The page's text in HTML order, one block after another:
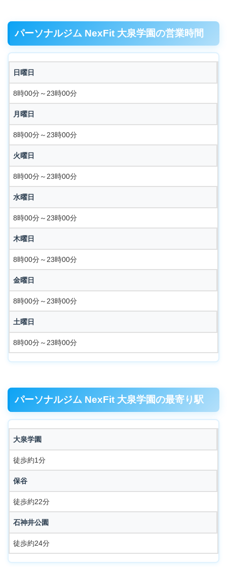
パーソナルジム NexFit 大泉学園の営業時間
日曜日
8時00分～23時00分
月曜日
8時00分～23時00分
火曜日
8時00分～23時00分
水曜日
8時00分～23時00分
木曜日
8時00分～23時00分
金曜日
8時00分～23時00分
土曜日
8時00分～23時00分
パーソナルジム NexFit 大泉学園の最寄り駅
大泉学園
徒歩約1分
保谷
徒歩約22分
石神井公園
徒歩約24分